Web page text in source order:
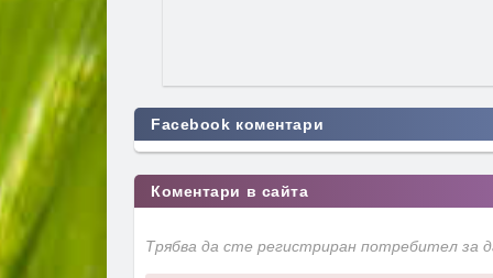
Facebook коментари
Коментари в сайта
Трябва да сте регистриран потребител